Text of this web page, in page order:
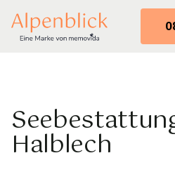
Halblech